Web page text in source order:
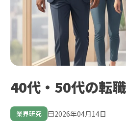
40代・50代の転
業界研究 2026年04月14日